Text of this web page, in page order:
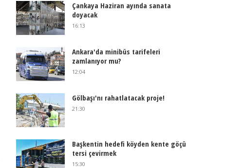
Çankaya Haziran ayında sanata
doyacak
16:13
Ankara'da minibüs tarifeleri
zamlanıyor mu?
12:04
Gölbaşı'nı rahatlatacak proje!
21:30
Başkentin hedefi köyden kente göçü
tersi çevirmek
15:30